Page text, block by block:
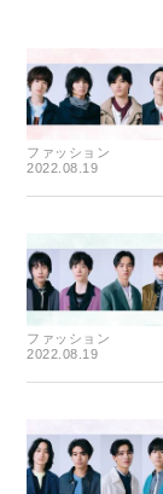
ファッション
2022.08.19
ファッション
2022.08.19